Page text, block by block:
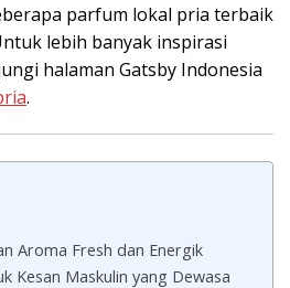
parfum lokal pria terbaik
lebih banyak inspirasi
halaman Gatsby Indonesia
.
Aroma Fresh dan Energik
Kesan Maskulin yang Dewasa